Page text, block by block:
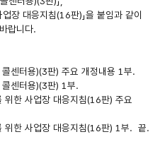
장 대응지침(16판)」을 붙임과 같이
랍니다.
센터용)(3판) 주요 개정내용 1부.
센터용)(3판) 1부.
사업장 대응지침(16판) 주요
한 사업장 대응지침(16판) 1부. 끝.